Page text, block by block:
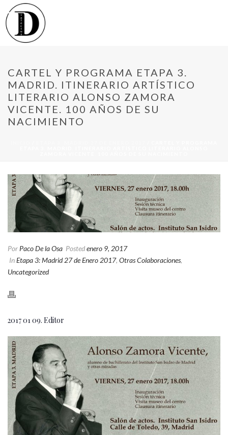
CARTEL Y PROGRAMA ETAPA 3.
MADRID. ITINERARIO ARTÍSTICO
LITERARIO ALONSO ZAMORA
VICENTE. 100 AÑOS DE SU
NACIMIENTO
Por Paco De la Osa Postedenero 9, 2017
InEtapa 3: Madrid 27 de Enero 2017, Otras Colaboraciones,
Uncategorized
2017 01 09. Editor